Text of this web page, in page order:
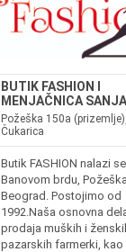
BUTIK FASHION I
MENJAČNICA SANJA
Požeška 150a (prizemlje),
Čukarica
Butik FASHION nalazi
Banovom brdu,
Beograd. Postojimo od
1992.Naša osnovna
prodaja muških i
pazarskih farmerki, kao